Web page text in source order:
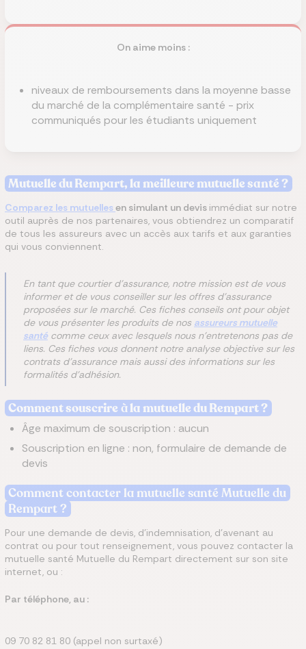
On aime moins :
niveaux de remboursements dans la moyenne basse
du marché de la complémentaire santé - prix
communiqués pour les étudiants uniquement
Mutuelle du Rempart, la meilleure mutuelle santé ?
Comparez les mutuelles en simulant un devis immédiat sur notre
outil auprès de nos partenaires, vous obtiendrez un comparatif
de tous les assureurs avec un accès aux tarifs et aux garanties
qui vous conviennent.
En tant que courtier d'assurance, notre mission est de vous
informer et de vous conseiller sur les offres d'assurance
proposées sur le marché. Ces fiches conseils ont pour objet
de vous présenter les produits de nos assureurs mutuelle
santé comme ceux avec lesquels nous n'entretenons pas de
liens. Ces fiches vous donnent notre analyse objective sur les
contrats d'assurance mais aussi des informations sur les
formalités d'adhésion.
Comment souscrire àla mutuelle du Rempart​ ?
Âge maximum de souscription : aucun
Souscription en ligne : non, formulaire de demande de
devis
Comment contacter la mutuelle santé Mutuelle du
Rempart ?
Pour une demande de devis, d'indemnisation, d'avenant au
contrat ou pour tout renseignement, vous pouvez contacter la
mutuelle santé Mutuelle du Rempart directement sur son site
internet, ou :
Par téléphone, au :
09 70 82 81 80 (appel non surtaxé)